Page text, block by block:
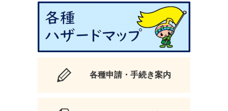
各種申請・手続き案内